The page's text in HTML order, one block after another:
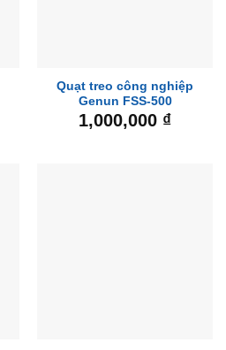
Quạt treo công nghiệp
Genun FSS-500
1,000,000 ₫